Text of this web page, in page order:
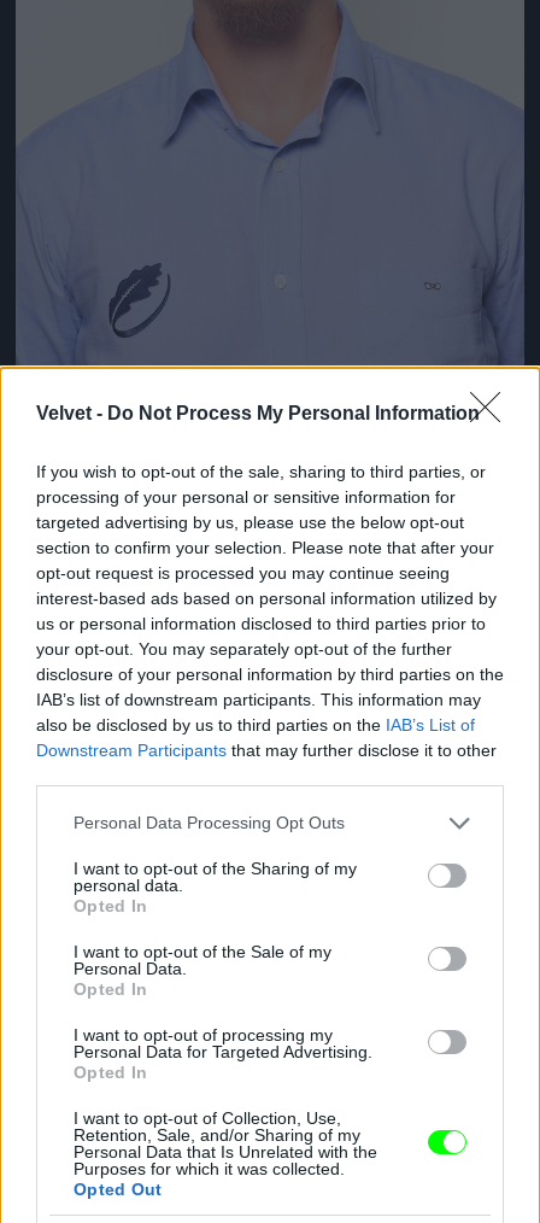
Velvet - Do Not Process My Personal Information
If you wish to opt-out of the sale, sharing to third parties, or
processing of your personal or sensitive information for
targeted advertising by us, please use the below opt-out
section to confirm your selection. Please note that after your
opt-out request is processed you may continue seeing
interest-based ads based on personal information utilized by
us or personal information disclosed to third parties prior to
your opt-out. You may separately opt-out of the further
disclosure of your personal information by third parties on the
IAB’s list of downstream participants. This information may
also be disclosed by us to third parties on the IAB’s List of
Downstream Participants that may further disclose it to other
Please note that this website/app uses one or more Google
not limited to your visit or usage behaviour. You may click to
grant or deny consent to Google and its third-party tags to
use your data for below specified purposes in below Google
consent section.
Personal Data Processing Opt Outs
I want to opt-out of the Sharing of my
personal data.
Opted In
I want to opt-out of the Sale of my
Personal Data.
Opted In
I want to opt-out of processing my
Personal Data for Targeted Advertising.
Opted In
I want to opt-out of Collection, Use,
Retention, Sale, and/or Sharing of my
Personal Data that Is Unrelated with the
Purposes for which it was collected.
Opted Out
Emilian-Sabin Vasilescu, Románia
Fotó: Matt Lewis - World Rugby / Europress / Getty #8
Jön még kép!